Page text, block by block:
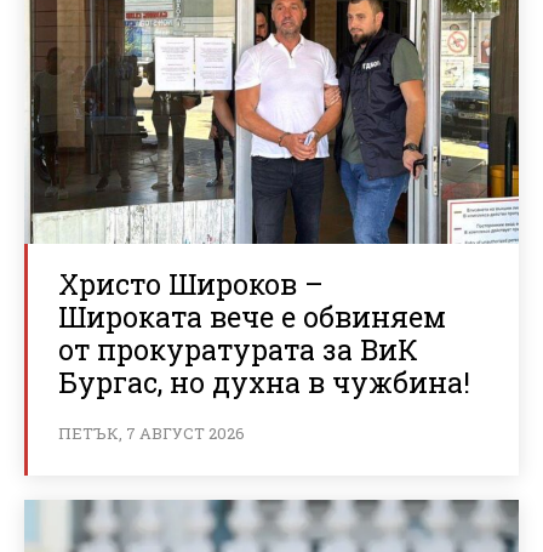
Христо Широков –
Широката вече е обвиняем
от прокуратурата за ВиК
Бургас, но духна в чужбина!
ПЕТЪК, 7 АВГУСТ 2026